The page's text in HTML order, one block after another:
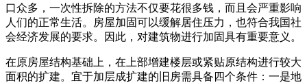
口众多，一次性拆除的方法不仅要花很多钱，而且会严重影响
人们的正常生活。房屋加固可以缓解居住压力，也符合我国社
会经济发展的要求。因此，对建筑物进行加固具有重要意义。
在原房屋结构基础上，在上部增建楼层或紧贴原结构进行较大
面积的扩建。宜于加层成扩建的旧房需具备四个条件：一是地